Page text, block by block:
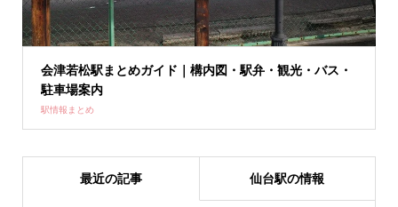
会津若松駅まとめガイド｜構内図・駅弁・観光・バス・
駐車場案内
駅情報まとめ
最近の記事 仙台駅の情報